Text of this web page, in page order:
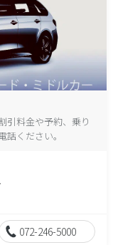
引料金や予約、乗り
ください。
072-246-5000